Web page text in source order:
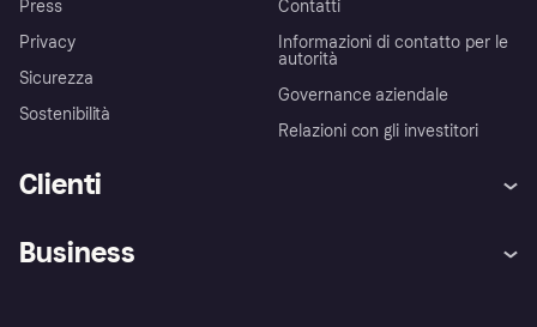
Press
Privacy
Sicurezza
Sostenibilità
Contatti
Informazioni di contatto per le
autorità
Governance aziendale
Relazioni con gli investitori
Clienti
Business